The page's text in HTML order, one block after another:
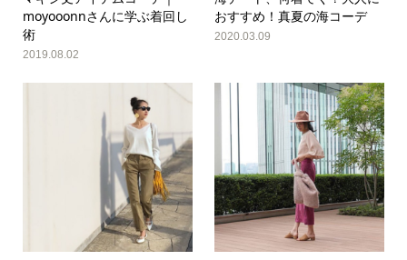
moyooonnさんに学ぶ着回し
術
2019.08.02
おすすめ！真夏の海コーデ
2020.03.09